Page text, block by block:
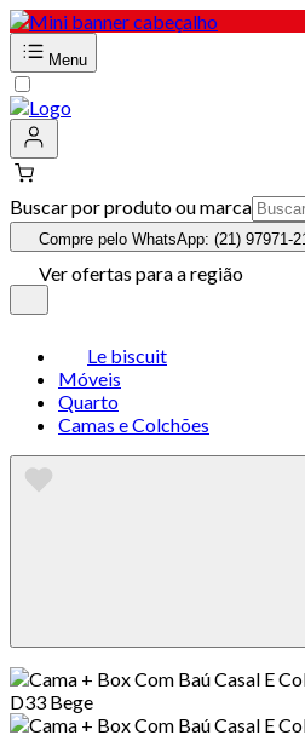
Menu
Buscar por produto ou marca
Compre pelo WhatsApp: (21) 97971-
Ver ofertas para a região
Le biscuit
Móveis
Quarto
Camas e Colchões